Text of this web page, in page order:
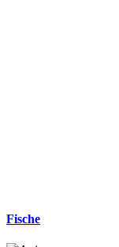
Fische